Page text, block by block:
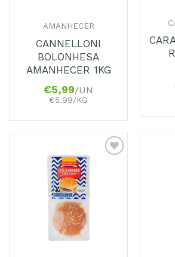
AMANHECER
CANNELLONI
BOLONHESA
AMANHECER 1KG
€5,99/UN
€5.99/KG
Adicionar